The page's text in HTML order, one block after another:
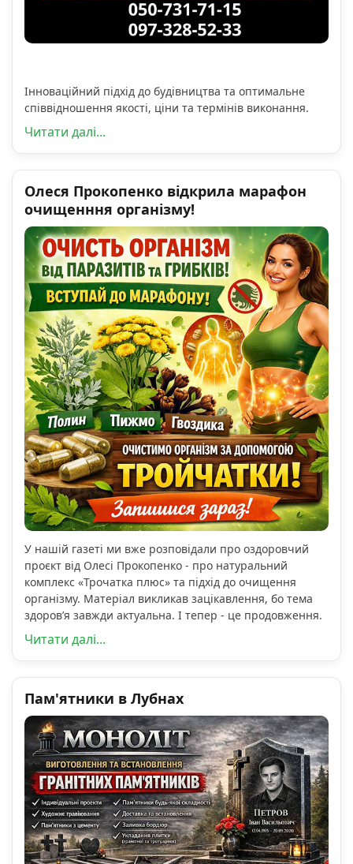
Інноваційний підхід до будівництва та оптимальне
співвідношення якості, ціни та термінів виконання.
Читати далі...
Олеся Прокопенко відкрила марафон
очищенння організму!
У нашій газеті ми вже розповідали про оздоровчий
проєкт від Олесі Прокопенко - про натуральний
комплекс «Трочатка плюс» та підхід до очищення
організму. Матеріал викликав зацікавлення, бо тема
здоров’я завжди актуальна. І тепер - це продовження.
Читати далі...
Пам'ятники в Лубнах